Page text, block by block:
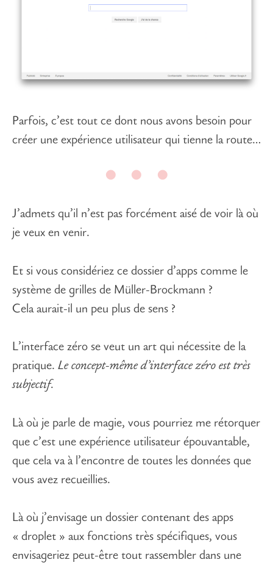
Parfois, c’est tout ce dont nous avons besoin pour
créer une expérience utilisateur qui tienne la route…
J’admets qu’il n’est pas forcément aisé de voir là où
je veux en venir.
Et si vous considériez ce dossier d’apps comme le
système de grilles de Müller-Brockmann ?
Cela aurait-il un peu plus de sens ?
L’interface zéro se veut un art qui nécessite de la
pratique. Le concept-même d’interface zéro est très
subjectif.
Là où je parle de magie, vous pourriez me rétorquer
que c’est une expérience utilisateur épouvantable,
que cela va à l’encontre de toutes les données que
vous avez recueillies.
Là où j’envisage un dossier contenant des apps
« droplet » aux fonctions très spécifiques, vous
envisageriez peut-être tout rassembler dans une